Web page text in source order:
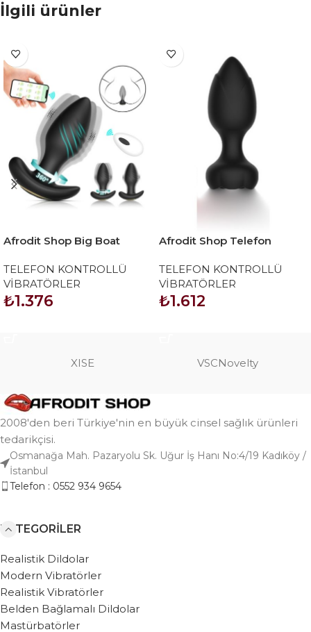
İlgili ürünler
Afrodit Shop Big Boat
Kontrollü Titreşimli Anal
Plug (Siyah)
TELEFON KONTROLLÜ
VİBRATÖRLER
₺1.376
Afrodit Shop Telefon
Rubber Rose Anal Plug –
Siyah
TELEFON KONTROLLÜ
VİBRATÖRLER
₺1.612
XISE VSCNovelty
2008'den beri Türkiye'nin en büyük cinsel sağlık ürünleri
tedarikçisi.
Osmanağa Mah. Pazaryolu Sk. Uğur İş Hanı No:4/19 Kadıköy /
İstanbul
Telefon : 0552 934 9654
KATEGORILER
Realistik Dildolar
Modern Vibratörler
Realistik Vibratörler
Belden Bağlamalı Dildolar
Mastürbatörler